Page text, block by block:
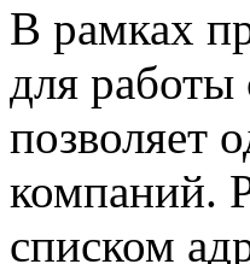
В рамках
для
позволяет
компаний.
списком